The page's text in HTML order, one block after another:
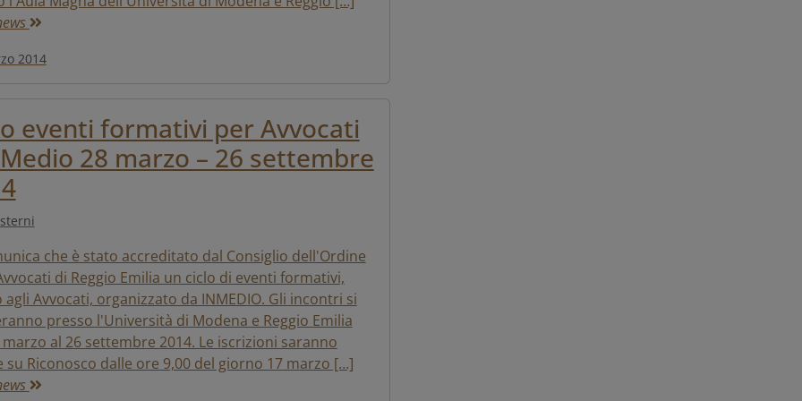
2014
eventi formativi per Avvocati
28 marzo – 26 settembre
che è stato accreditato dal Consiglio dell'Ordine
di Reggio Emilia un ciclo di eventi formativi,
Avvocati, organizzato da INMEDIO. Gli incontri si
presso l'Università di Modena e Reggio Emilia
al 26 settembre 2014. Le iscrizioni saranno
su Riconosco dalle ore 9,00 del giorno 17 marzo […]